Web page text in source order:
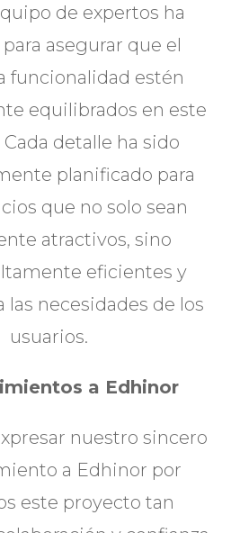
de expertos ha
asegurar que el
funcionalidad estén
equilibrados en este
detalle ha sido
planificado para
que no solo sean
atractivos, sino
eficientes y
las necesidades de los
usuarios.
a Edhinor
nuestro sincero
a Edhinor por
este proyecto tan